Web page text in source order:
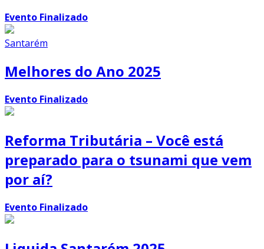
Evento Finalizado
Santarém
Melhores do Ano 2025
Evento Finalizado
Reforma Tributária – Você está
preparado para o tsunami que vem
por aí?
Evento Finalizado